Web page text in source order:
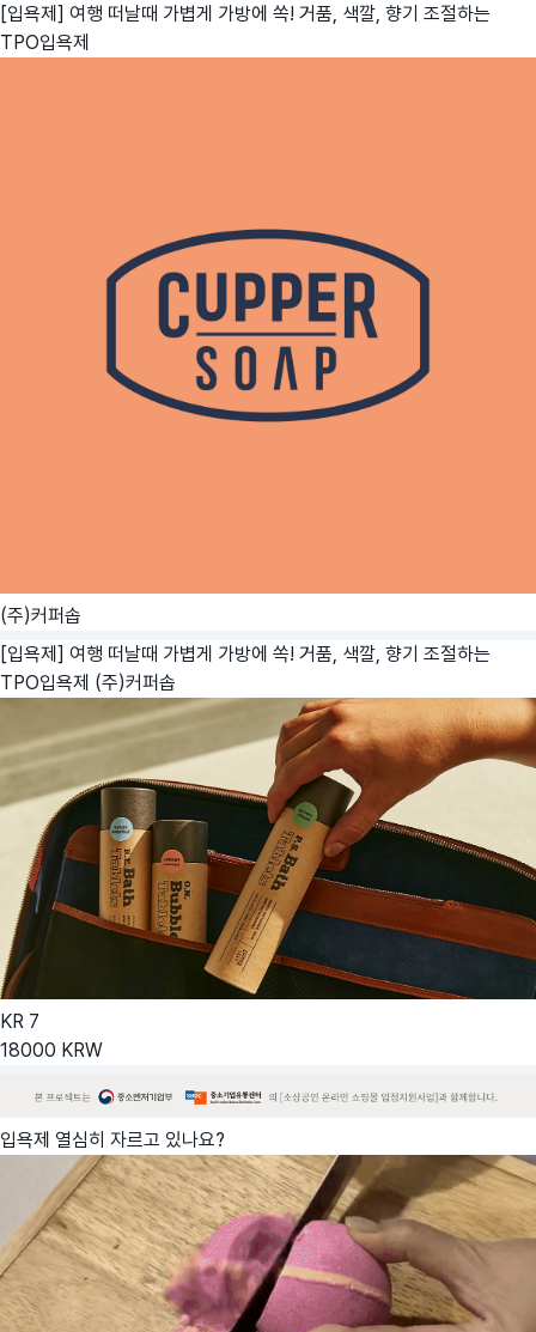
[입욕제] 여행 떠날때 가볍게 가방에 쏙! 거품, 색깔, 향기 조절하는
TPO입욕제
(주)커퍼솝
[입욕제] 여행 떠날때 가볍게 가방에 쏙! 거품, 색깔, 향기 조절하는
TPO입욕제 (주)커퍼솝
KR 7
18000 KRW
입욕제 열심히 자르고 있나요?